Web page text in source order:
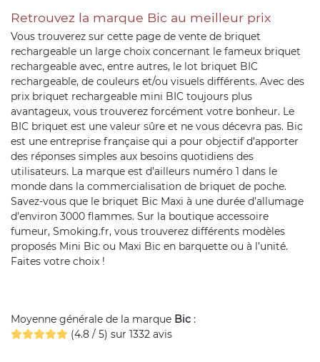
Retrouvez la marque Bic au meilleur prix
Vous trouverez sur cette page de vente de briquet
rechargeable un large choix concernant le fameux briquet
rechargeable avec, entre autres, le lot briquet BIC
rechargeable, de couleurs et/ou visuels différents. Avec des
prix briquet rechargeable mini BIC toujours plus
avantageux, vous trouverez forcément votre bonheur. Le
BIC briquet est une valeur sûre et ne vous décevra pas. Bic
est une entreprise française qui a pour objectif d’apporter
des réponses simples aux besoins quotidiens des
utilisateurs. La marque est d’ailleurs numéro 1 dans le
monde dans la commercialisation de briquet de poche.
Savez-vous que le briquet Bic Maxi à une durée d’allumage
d’environ 3000 flammes. Sur la boutique accessoire
fumeur, Smoking.fr, vous trouverez différents modèles
proposés Mini Bic ou Maxi Bic en barquette ou à l’unité.
Faites votre choix !
Moyenne générale de la marque Bic :
(4.8 / 5) sur 1332 avis